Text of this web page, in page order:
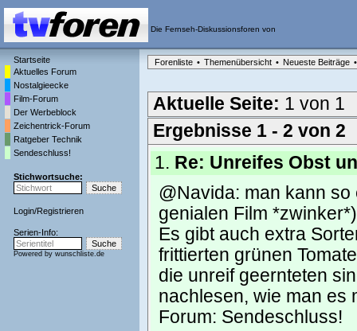
Die Fernseh-Diskussionsforen von
Startseite
Aktuelles Forum
Nostalgieecke
Film-Forum
Der Werbeblock
Zeichentrick-Forum
Ratgeber Technik
Sendeschluss!
Stichwortsuche:
Login/Registrieren
Serien-Info:
Powered by wunschliste.de
Forenliste • Themenübersicht • Neueste Beiträge •
Aktuelle Seite: 1 von 1
Ergebnisse 1 - 2 von 2
1. Re: Unreifes Obst
@Navida: man kann
genialen Film
Es gibt auch extra
frittierten grünen
die unreif geernteten
nachlesen, wie man es
Forum: Sendeschluss!